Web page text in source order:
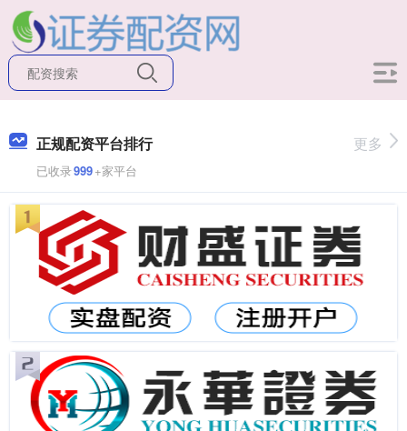
正规配资平台排行
已收录999+家平台
更多